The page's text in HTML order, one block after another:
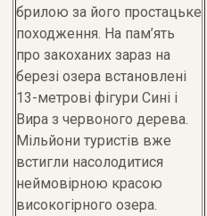
брилою за його простацьке
походження. На пам’ять
про закоханих зараз на
березі озера встановлені
13-метрові фігури Сині і
Вира з червоного дерева.
Мільйони туристів вже
встигли насолодитися
неймовірною красою
високогірного озера.